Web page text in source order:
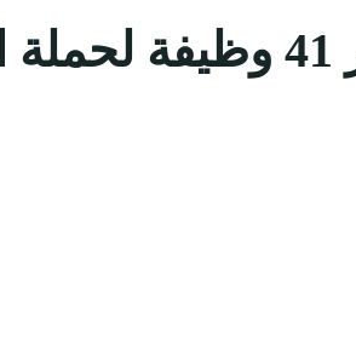
غرفة المدينة